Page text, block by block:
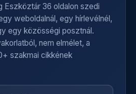
Eszköztár 36 oldalon szedi
weboldalnál, egy hírlevélnél,
egy közösségi posztnál.
nem elmélet, a
szakmai cikkének